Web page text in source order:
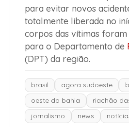
para evitar novos
totalmente liberada no
corpos das vítimas foram
para o Departamento de
(DPT) da região.
brasil agora sudoeste
oeste da bahia
riachão
jornalismo
news